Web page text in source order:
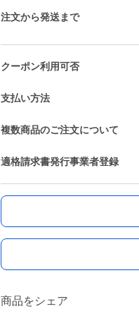
注文から発送まで
クーポン利用可否
支払い方法
複数商品のご注文について
適格請求書発行事業者登録
商品をシェア